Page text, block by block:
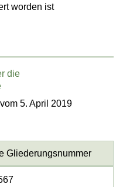
worden ist
die
5. April 2019
Gliederungsnummer